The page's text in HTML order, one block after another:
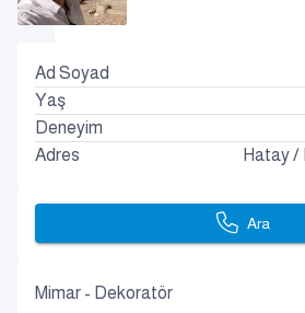
Mimar - Dekoratör
Ad Soyad
Yaş
Deneyim
Adres
Hatay/
Ara